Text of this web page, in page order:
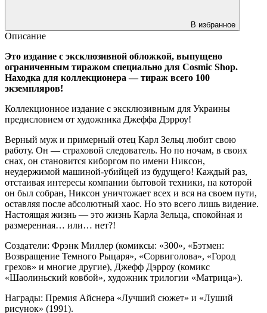
В избранное
Описание
Это издание с эксклюзивной обложкой, выпущено
ограниченным тиражом специально для Cosmic Shop.
Находка для коллекционера — тираж всего 100
экземпляров!
Коллекционное издание с эксклюзивным для Украины
предисловием от художника Джеффа Дэрроу!
Верный муж и примерный отец Карл Зельц любит свою
работу. Он — страховой следователь. Но по ночам, в своих
снах, он становится киборгом по имени Никсон,
неудержимой машиной-убийцей из будущего! Каждый раз,
отстаивая интересы компании бытовой техники, на которой
он был собран, Никсон уничтожает всех и вся на своем пути,
оставляя после абсолютный хаос. Но это всего лишь видение.
Настоящая жизнь — это жизнь Карла Зельца, спокойная и
размеренная… или… нет?!
Cоздатели: Фрэнк Миллер (комиксы: «300», «Бэтмен:
Возвращение Темного Рыцаря», «Сорвиголова», «Город
грехов» и многие другие), Джефф Дэрроу (комикс
«Шаолиньский ковбой», художник трилогии «Матрица»).
Награды: Премия Айснера «Лучший сюжет» и «Луший
рисунок» (1991).